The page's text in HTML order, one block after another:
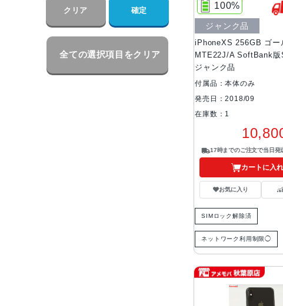
クリア 確定
全ての選択項目をクリア
iPhoneXS 256GB ゴー
MTE22J/A SoftBank版
ジャンク品
100%
ジャンク品
付属品：本体のみ
発売日：2018/09
在庫数：1
17時までのご注文で当日発
カートに入
お気に入り
SIMロック解除済
ネットワーク利用制限◯